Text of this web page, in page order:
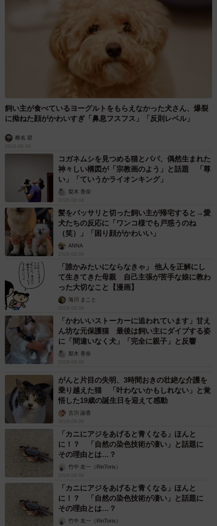
飼い主が食べているヨーグルトをもらえなかった犬さん、爆裂
に拗ねた顔がかわいすぎ「鼻息フスフス」「反則レベル」
椎名 碧
2026.08.06
コガネムシを見つめる猫とパパ、偶然生まれた
神々しい構図が「宗教画のよう」と話題 「尊
い」「ていうかライオンキング」
梨木 香奈
2026.08.06
髪をバッサリと切った飼い主が帰宅すると→愛
犬たちの反応に「ワンコ様でも戸惑うのね
（笑）」「困り顔がかわいい」
ANNA
2026.08.06
「誰かみたいにならなきゃ」 他人を正解にし
て生きてきた母親 自己主張が苦手な娘に教わ
った大切なこと【漫画】
海川 まこと
2026.08.06
「かわいいストーカーに追われています」甘え
ん坊な元保護猫 最後は飼い主にダイブする姿
に「間違いなく犬」「完全に親子」と反響
梨木 香奈
2026.08.06
がんと片目の失明、3時間おきの壮絶な介護を
乗り越えた猫 「叶わないかもしれない」と覚
悟した19歳の誕生日を迎えて感動
古川 諭香
2026.08.06
「カニにアジをあげると青くなる」ほんと
に！？ 「自然の染色技術が凄い」と話題に
その理由とは…？
竹中 友一（RinToris）
2026.08.06
「カニにアジをあげると青くなる」ほんと
に！？ 「自然の染色技術が凄い」と話題に
その理由とは…？
竹中 友一（RinToris）